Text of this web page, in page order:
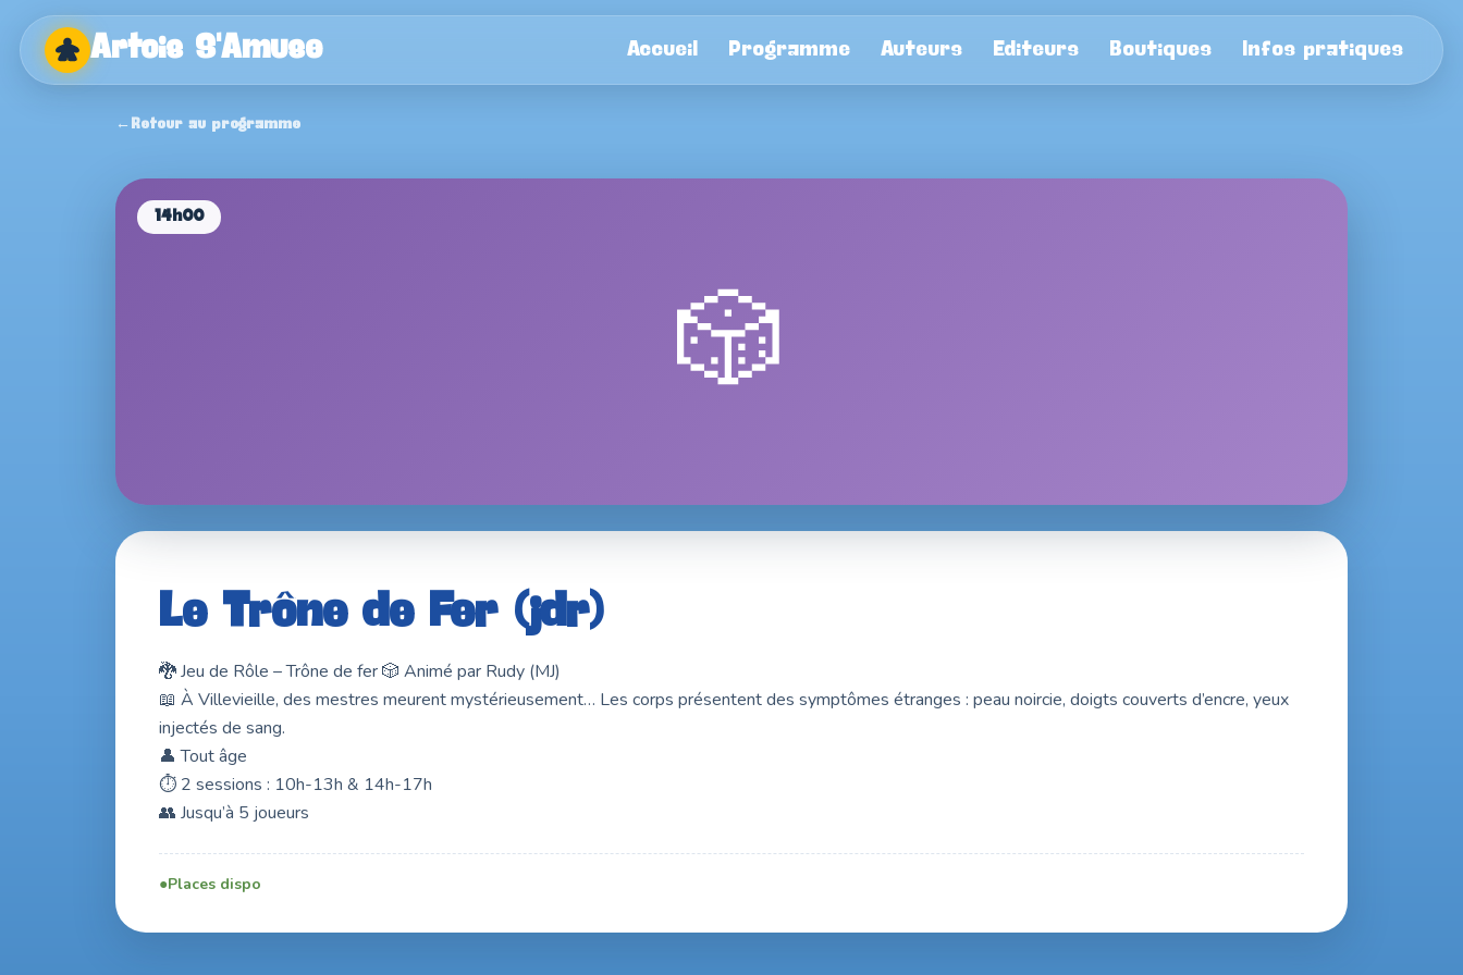
Artois S'Amuse Accueil Programme Auteurs Editeurs Boutiques Infos pratiques
Artois
×
Retour au programme
🎲
14h00
Le Trône de Fer (jdr)
🐉 Jeu de Rôle – Trône de fer 🎲 Animé par Rudy (MJ)
📖 À Villevieille, des mestres meurent mystérieusement… Les corps présentent des symptômes étranges : peau noircie, doigts couverts d’encre, yeux
injectés de sang.
👤 Tout âge
⏱️ 2 sessions : 10h-13h & 14h-17h
👥 Jusqu’à 5 joueurs
Places dispo